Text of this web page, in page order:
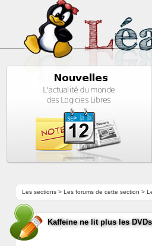
Les sections> Les forums de cette section >
Kaffeine ne lit plus les